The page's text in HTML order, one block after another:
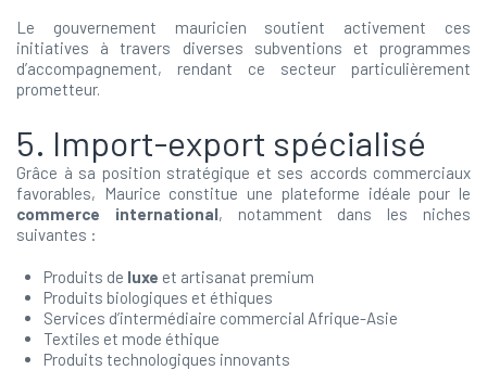
Le gouvernement mauricien soutient activement ces
initiatives à travers diverses subventions et programmes
d’accompagnement, rendant ce secteur particulièrement
prometteur.
5. Import-export spécialisé
Grâce à sa position stratégique et ses accords commerciaux
favorables, Maurice constitue une plateforme idéale pour le
commerce international, notamment dans les niches
suivantes :
Produits de luxe et artisanat premium
Produits biologiques et éthiques
Services d’intermédiaire commercial Afrique-Asie
Textiles et mode éthique
Produits technologiques innovants